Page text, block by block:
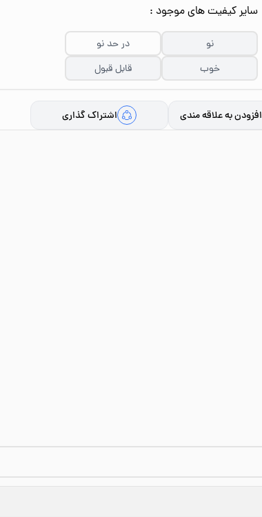
سایر کیفیت های موجود :
نو
در حد نو
خوب
قابل قبول
افزودن به علاقه مندی اشتراک گذاری